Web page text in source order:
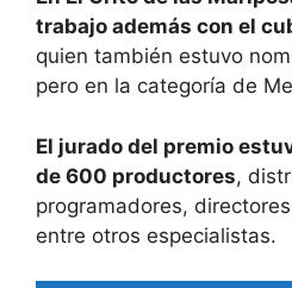
trabajo además con el
quien también estuvo
pero en la categoría de
El jurado del premio
de 600 productores,
programadores,
entre otros especialistas.